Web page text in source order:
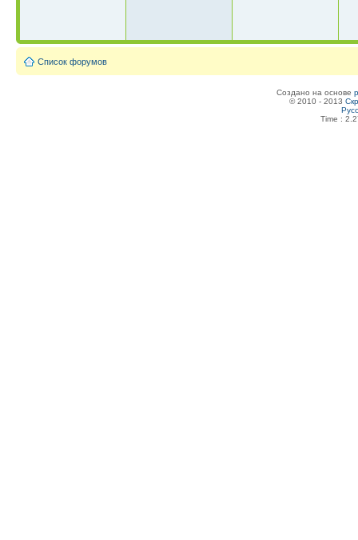
Список форумов
Создано на основе
© 2010 - 2013
Time :